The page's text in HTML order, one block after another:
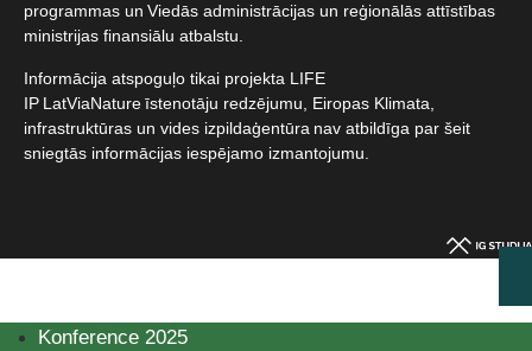
programmas un Viedās administrācijas un reģionālās attīstības
ministrijas finansiālu atbalstu.​
Informācija atspoguļo tikai projekta LIFE
IP LatViaNature īstenotāju redzējumu, Eiropas Klimata,
infrastruktūras un vides izpildaģentūra nav atbildīga par šeit
sniegtās informācijas iespējamo izmantojumu.​
Konference 2025